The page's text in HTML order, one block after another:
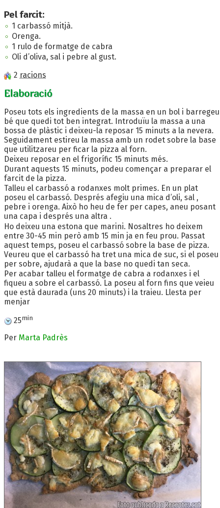
Pel farcit:
1 carbassó mitjà.
Orenga.
1 rulo de formatge de cabra
Oli d’oliva, sal i pebre al gust.
2 racions
Elaboració
Poseu tots els ingredients de la massa en un bol i barregeu
bé que quedi tot ben integrat. Introduïu la massa a una
bossa de plàstic i deixeu-la reposar 15 minuts a la nevera.
Seguidament estireu la massa amb un rodet sobre la base
que utilitzareu per ficar la pizza al forn.
Deixeu reposar en el frigorífic 15 minuts més.
Durant aquests 15 minuts, podeu començar a preparar el
farcit de la pizza.
Talleu el carbassó a rodanxes molt primes. En un plat
poseu el carbassó. Després afegiu una mica d’oli, sal ,
pebre i orenga. Això ho heu de fer per capes, aneu posant
una capa i després una altra .
Ho deixeu una estona que marini. Nosaltres ho deixem
entre 30-45 min però amb 15 min ja en feu prou. Passat
aquest temps, poseu el carbassó sobre la base de pizza.
Veureu que el carbassó ha tret una mica de suc, si el poseu
per sobre, ajudarà a que la base no quedi tan seca.
Per acabar talleu el formatge de cabra a rodanxes i el
fiqueu a sobre el carbassó. La poseu al forn fins que veieu
que està daurada (uns 20 minuts) i la traieu. Llesta per
menjar
25min
Per Marta Padrès